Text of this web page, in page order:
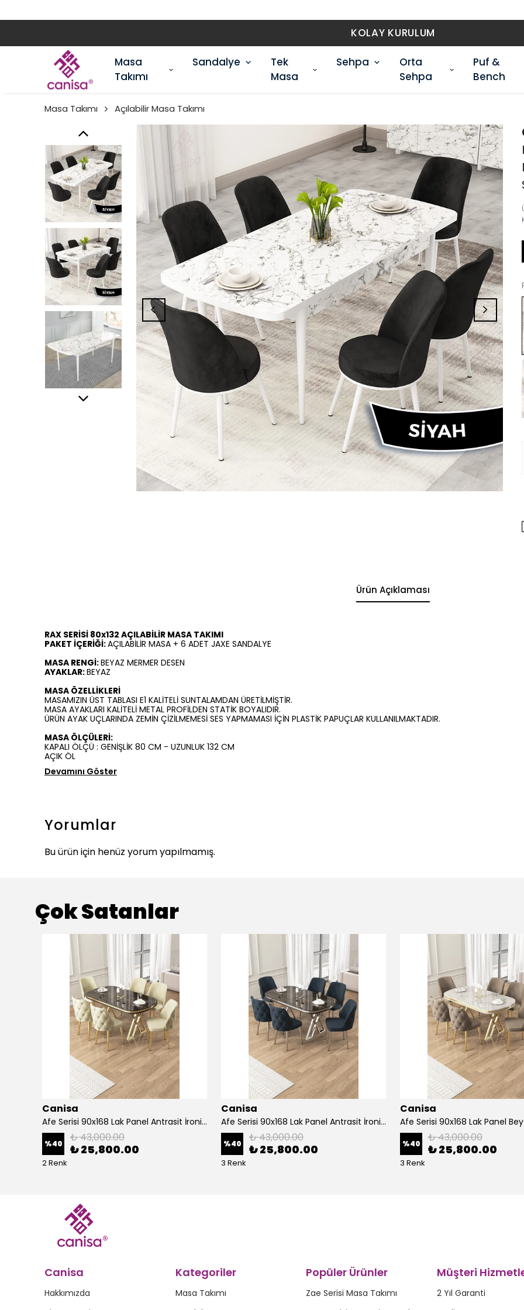
KOLAY KURULUM
Masa
Takımı
Sandalye
Tek
Masa
Sehpa
Orta
Sehpa
Puf &
Bench
Masa Takımı Açılabilir Masa Takımı
Ürün Açıklaması
RAX SERİSİ 80x132 AÇILABİLİR MASA TAKIMI
PAKET İÇERİĞİ:AÇILABİLİR MASA + 6 ADET JAXE SANDALYE
MASA RENGİ:BEYAZ MERMER DESEN
AYAKLAR:BEYAZ
MASA ÖZELLİKLERİ
MASAMIZIN ÜST TABLASI E1 KALİTELİ SUNTALAMDAN ÜRETİLMİŞTİR.
MASA AYAKLARI KALİTELİ METAL PROFİLDEN STATİK BOYALIDIR.
ÜRÜN AYAK UÇLARINDA ZEMİN ÇİZİLMEMESİ SES YAPMAMASI İÇİN PLASTİK PAPUÇLAR KULLANILMAKTADIR.
MASA ÖLÇÜLERİ:
KAPALI ÖLÇÜ : GENİŞLİK 80 CM - UZUNLUK 132 CM
AÇIK ÖL
Devamını Göster
Yorumlar
Bu ürün için henüz yorum yapılmamış.
Çok Satanlar
Canisa
Afe Serisi 90x168 Lak Panel Antrasit İroni Masa ve 6 Sandalye Gold Kaplama Ayak
%40 ₺ 43,000.00
₺ 25,800.00
2 Renk
Canisa
Afe Serisi 90x168 Lak Panel Antrasit İroni Masa ve 6 Sandalye Krom Kaplama Ayak
%40 ₺ 43,000.00
₺ 25,800.00
3 Renk
Canisa
%40 ₺ 43,000.00
₺ 25,800.00
3 Renk
Canisa
Hakkımızda
Kategoriler
Masa Takımı
Popüler Ürünler
Zae Serisi Masa Takımı
Müşteri
2 Yıl Garanti